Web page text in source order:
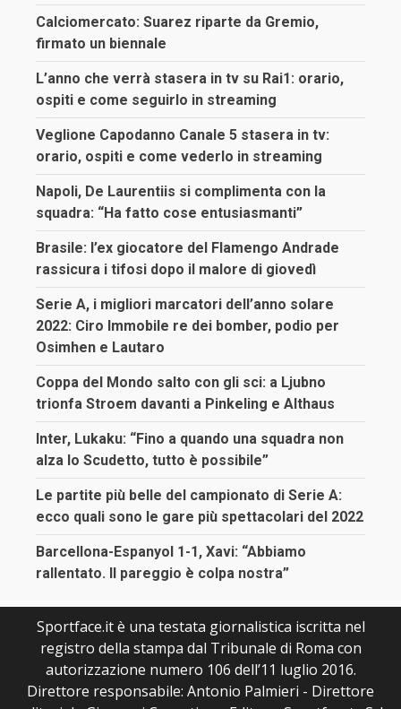
Calciomercato: Suarez riparte da Gremio,
firmato un biennale
L’anno che verrà stasera in tv su Rai1: orario,
ospiti e come seguirlo in streaming
Veglione Capodanno Canale 5 stasera in tv:
orario, ospiti e come vederlo in streaming
Napoli, De Laurentiis si complimenta con la
squadra: “Ha fatto cose entusiasmanti”
Brasile: l’ex giocatore del Flamengo Andrade
rassicura i tifosi dopo il malore di giovedì
Serie A, i migliori marcatori dell’anno solare
2022: Ciro Immobile re dei bomber, podio per
Osimhen e Lautaro
Coppa del Mondo salto con gli sci: a Ljubno
trionfa Stroem davanti a Pinkeling e Althaus
Inter, Lukaku: “Fino a quando una squadra non
alza lo Scudetto, tutto è possibile”
Le partite più belle del campionato di Serie A:
ecco quali sono le gare più spettacolari del 2022
Barcellona-Espanyol 1-1, Xavi: “Abbiamo
rallentato. Il pareggio è colpa nostra”
Sportface.it è una testata giornalistica iscritta nel
registro della stampa dal Tribunale di Roma con
autorizzazione numero 106 dell’11 luglio 2016.
Direttore responsabile: Antonio Palmieri - Direttore